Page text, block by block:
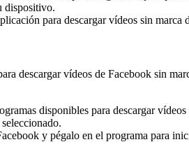
dispositivo.
para descargar vídeos sin marca
descargar vídeos de Facebook sin
disponibles para descargar
y pégalo en el programa para